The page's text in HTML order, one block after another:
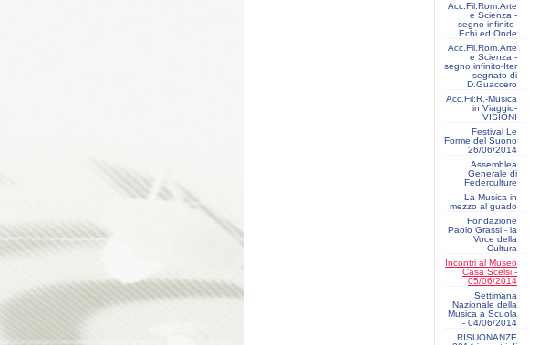
Acc.Fil.Rom.Arte
e Scienza -
segno infinito-
Echi ed Onde
Acc.Fil.Rom.Arte
e Scienza -
segno infinito-Iter
segnato di
D.Guaccero
Acc.Fil:R.-Musica
in Viaggio-
VISIONI
Festival Le
Forme del Suono
26/06/2014
Assemblea
Generale di
Federculture
La Musica in
mezzo al guado
Fondazione
Paolo Grassi - la
Voce della
Cultura
Incontri al Museo
Casa Scelsi -
05/06/2014
Settimana
Nazionale della
Musica a Scuola
- 04/06/2014
RISUONANZE